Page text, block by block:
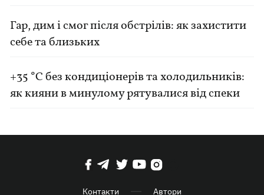
Гар, дим і смог після обстрілів: як захистити
себе та близьких
+35 °C без кондиціонерів та холодильників:
як кияни в минулому рятувалися від спеки
Контакти Автори